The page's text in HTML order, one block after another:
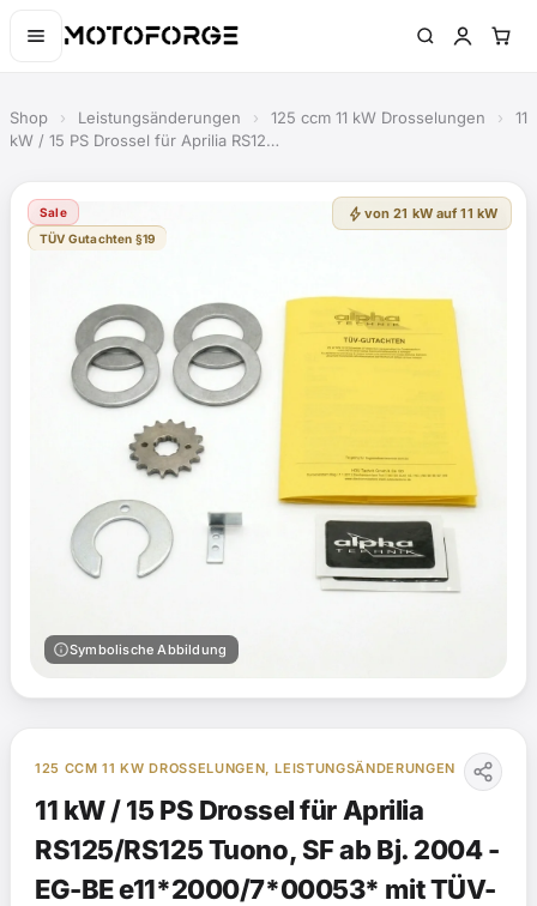
Shop › Leistungsänderungen › 125 ccm 11 kW Drosselungen ›
11
kW / 15 PS Drossel für Aprilia RS12…
Sale
TÜV Gutachten §19
bolt von 21 kW auf 11 kW
infoSymbolische Abbildung
125 CCM 11 KW DROSSELUNGEN, LEISTUNGSÄNDERUNGEN
11 kW / 15 PS Drossel für Aprilia
RS125/RS125 Tuono, SF ab Bj. 2004 -
EG-BE e11*2000/7*00053* mit TÜV-